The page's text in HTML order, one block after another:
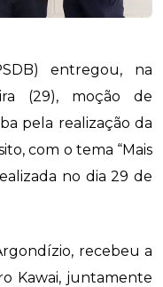
entregou, na
(29), moção de
pela realização da
com o tema “Mais
no dia 29 de
recebeu a
Kawai, juntamente